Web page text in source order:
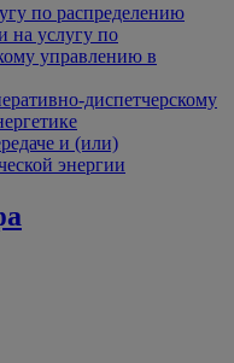
по распределению
на услугу по
управлению в
диспетчерскому
и (или)
энергии